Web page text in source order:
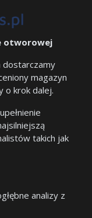
otworowej
dostarczamy
magazyn
o krok dalej.
takich jak
analizy z